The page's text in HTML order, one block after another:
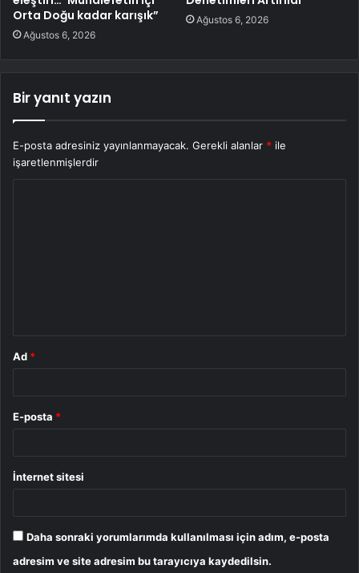
Orta Doğu kadar karışık”
Ağustos 6, 2026
Ağustos 6, 2026
Bir yanıt yazın
E-posta adresiniz yayınlanmayacak. Gerekli alanlar * ile
işaretlenmişlerdir
Ad *
E-posta *
İnternet sitesi
Daha sonraki yorumlarımda kullanılması için adım, e-posta
adresim ve site adresim bu tarayıcıya kaydedilsin.